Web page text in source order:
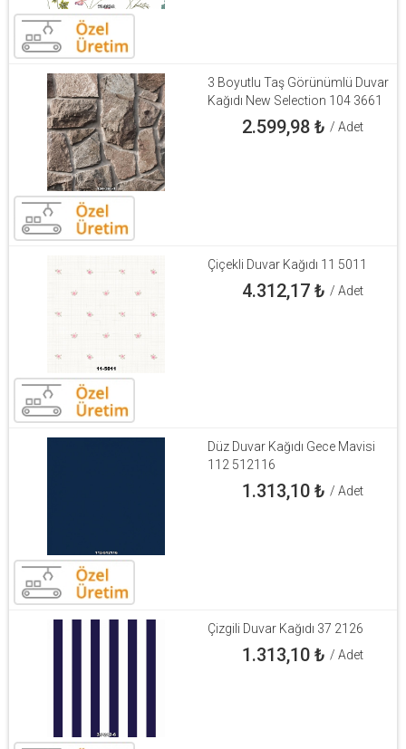
3 Boyutlu Taş Görünümlü Duvar
Kağıdı New Selection 104 3661
2.599,98₺ / Adet
Çiçekli Duvar Kağıdı 11 5011
4.312,17₺ / Adet
Düz Duvar Kağıdı Gece Mavisi
112 512116
1.313,10₺ / Adet
Çizgili Duvar Kağıdı 37 2126
1.313,10₺ / Adet